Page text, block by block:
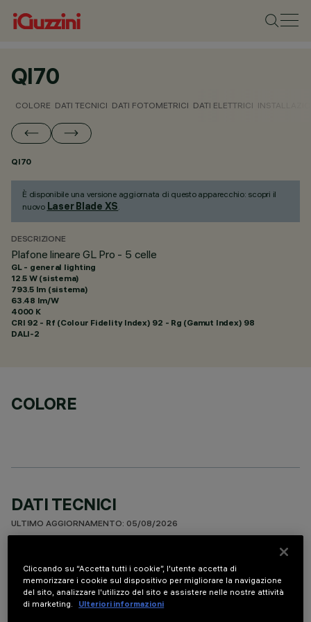
QI70
COLORE DATI TECNICI DATI FOTOMETRICI DATI ELETTRICI
QI70
È disponibile una versione aggiornata di questo apparecchio: scopri il
nuovo Laser Blade XS.
DESCRIZIONE
Plafone lineare GL Pro - 5 celle
GL - general lighting
12.5 W (sistema)
793.5 lm (sistema)
63.48 lm/W
4000 K
CRI 92 - Rf (Colour Fidelity Index) 92 - Rg (Gamut Index) 98
DALI-2
COLORE
DATI TECNICI
ULTIMO AGGIORNAMENTO: 05/08/2026
Apparecchio per installazione a soffitto a 5 elementi ottici
per sorgenti LED - ottiche fisse con riflettori Opti-Beam ad
Cliccando su “Accetta tutti i cookie”, l'utente accetta di
memorizzare i cookie sul dispositivo per migliorare la navigazione
del sito, analizzare l'utilizzo del sito e assistere nelle nostre attività
di marketing.
Ulteriori informazioni